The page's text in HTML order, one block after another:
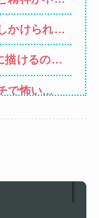
立つわ…姑
かけられ
ドを品定め
描けるのに
で怖い
の警察なめ
決まる
字
一気に冷め